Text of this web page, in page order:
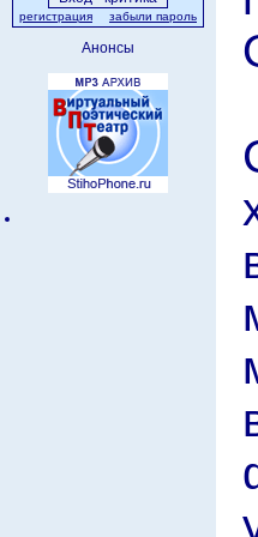
регистрация забыли пароль
Анонсы